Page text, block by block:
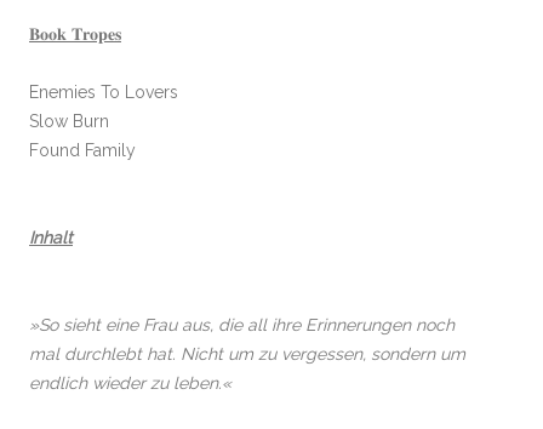
𝐁𝐨𝐨𝐤 𝐓𝐫𝐨𝐩𝐞𝐬
Enemies To Lovers
Slow Burn
Found Family
Inhalt
»So sieht eine Frau aus, die all ihre Erinnerungen noch
mal durchlebt hat. Nicht um zu vergessen, sondern um
endlich wieder zu leben.«